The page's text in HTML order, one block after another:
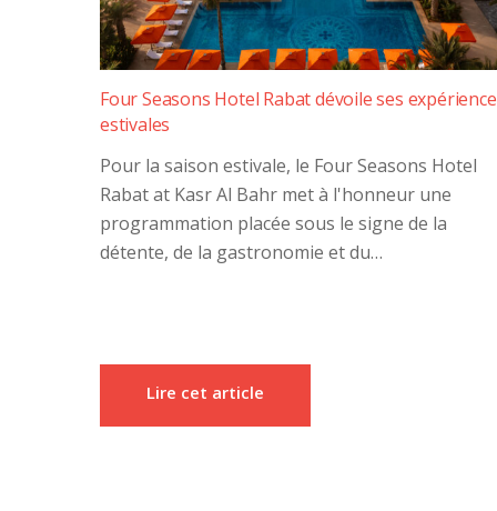
Four Seasons Hotel Rabat dévoile ses
estivales
Pour la saison estivale, le Four Seasons Hotel
Rabat at Kasr Al Bahr met à l'honneur une
programmation placée sous le signe de la
détente, de la gastronomie et du…